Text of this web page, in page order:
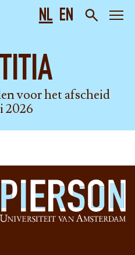
NL EN
voor het afscheid
2026